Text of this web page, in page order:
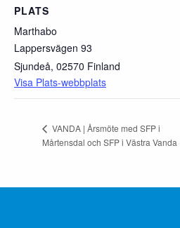
PLATS
Marthabo
Lappersvägen 93
Sjundeå, 02570 Finland
Visa Plats-webbplats
VANDA | Årsmöte med SFP i
Mårtensdal och SFP i Västra Vanda